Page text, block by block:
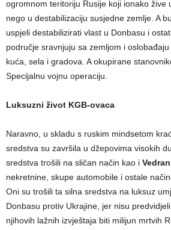
ogromnom teritoriju Rusije koji ionako žive
nego u destabilizaciju susjedne zemlje. A
uspjeli destabilizirati vlast u Donbasu i
područje sravnjuju sa zemljom i
kuća, sela i gradova. A okupirane
Specijalnu vojnu operaciju.
Luksuzni život KGB-ovaca
Naravno, u skladu s ruskim mindsetom
sredstva su završila u džepovima visokih
sredstva trošili na sličan način kao i Vedran
nekretnine, skupe automobile i ostale
Oni su trošili ta silna sredstva na luksuz
Donbasu protiv Ukrajine, jer nisu
njihovih lažnih izvještaja biti milijun mrtvih